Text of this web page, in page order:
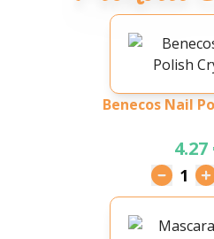
Benecos Nail
4.27
1